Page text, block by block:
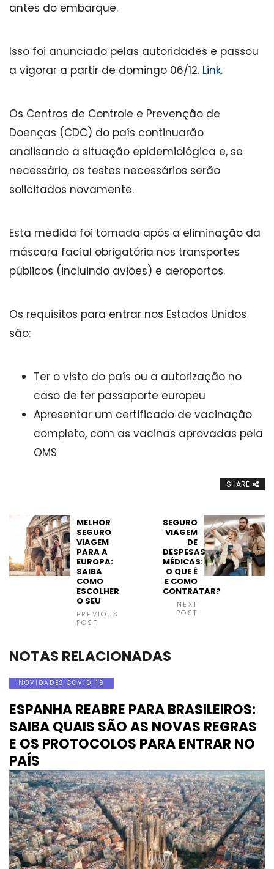
antes do embarque.
Isso foi anunciado pelas autoridades e passou
a vigorar a partir de domingo 06/12. Link.
Os Centros de Controle e Prevenção de
Doenças (CDC) do país continuarão
analisando a situação epidemiológica e, se
necessário, os testes necessários serão
solicitados novamente.
Esta medida foi tomada após a eliminação da
máscara facial obrigatória nos transportes
públicos (incluindo aviões) e aeroportos.
Os requisitos para entrar nos Estados Unidos
são:
Ter o visto do país ou a autorização no
caso de ter passaporte europeu
Apresentar um certificado de vacinação
completo, com as vacinas aprovadas pela
OMS
SHARE
MELHOR
SEGURO
VIAGEM
PARA A
EUROPA:
SAIBA
COMO
ESCOLHER
O SEU
PREVIOUS
POST
SEGURO
VIAGEM
DE
DESPESAS
MÉDICAS:
O QUE É
E COMO
CONTRATAR?
NEXT
POST
NOTAS RELACIONADAS
NOVIDADES COVID-19
ESPANHA REABRE PARA BRASILEIROS:
SAIBA QUAIS SÃO AS NOVAS REGRAS
E OS PROTOCOLOS PARA ENTRAR NO
PAÍS